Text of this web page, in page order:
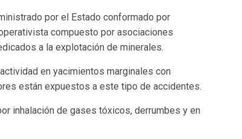
por el Estado conformado por
compuesto por asociaciones
a la explotación de minerales.
en yacimientos marginales con
están expuestos a este tipo de accidentes.
inhalación de gases tóxicos, derrumbes y en